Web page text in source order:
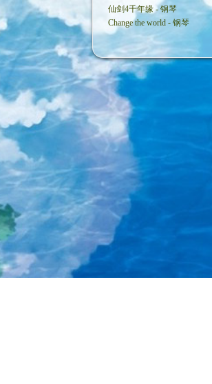
仙剑4千年缘 - 钢琴
Change the world - 钢琴